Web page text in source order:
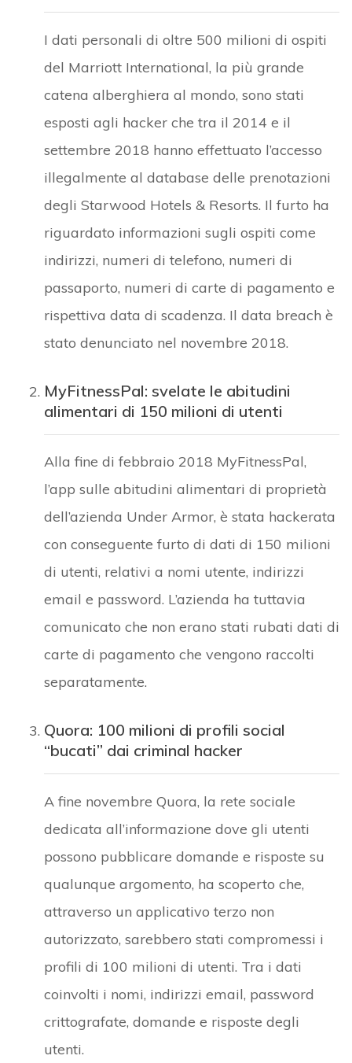
I dati personali di oltre 500 milioni di ospiti
del Marriott International, la più grande
catena alberghiera al mondo, sono stati
esposti agli hacker che tra il 2014 e il
settembre 2018 hanno effettuato l’accesso
illegalmente al database delle prenotazioni
degli Starwood Hotels & Resorts. Il furto ha
riguardato informazioni sugli ospiti come
indirizzi, numeri di telefono, numeri di
passaporto, numeri di carte di pagamento e
rispettiva data di scadenza. Il data breach è
stato denunciato nel novembre 2018.
MyFitnessPal: svelate le abitudini
alimentari di 150 milioni di utenti
Alla fine di febbraio 2018 MyFitnessPal,
l’app sulle abitudini alimentari di proprietà
dell’azienda Under Armor, è stata hackerata
con conseguente furto di dati di 150 milioni
di utenti, relativi a nomi utente, indirizzi
email e password. L’azienda ha tuttavia
comunicato che non erano stati rubati dati di
carte di pagamento che vengono raccolti
separatamente.
Quora: 100 milioni di profili social
“bucati” dai criminal hacker
A fine novembre Quora, la rete sociale
dedicata all’informazione dove gli utenti
possono pubblicare domande e risposte su
qualunque argomento, ha scoperto che,
attraverso un applicativo terzo non
autorizzato, sarebbero stati compromessi i
profili di 100 milioni di utenti. Tra i dati
coinvolti i nomi, indirizzi email, password
crittografate, domande e risposte degli
utenti.